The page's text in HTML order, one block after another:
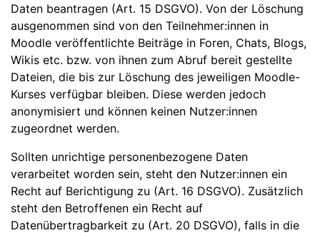
Daten beantragen (Art. 15 DSGVO). Von der Löschung
ausgenommen sind von den Teilnehmer:innen in
Moodle veröffentlichte Beiträge in Foren, Chats, Blogs,
Wikis etc. bzw. von ihnen zum Abruf bereit gestellte
Dateien, die bis zur Löschung des jeweiligen Moodle-
Kurses verfügbar bleiben. Diese werden jedoch
anonymisiert und können keinen Nutzer:innen
zugeordnet werden.
Sollten unrichtige personenbezogene Daten
verarbeitet worden sein, steht den Nutzer:innen ein
Recht auf Berichtigung zu (Art. 16 DSGVO). Zusätzlich
steht den Betroffenen ein Recht auf
Datenübertragbarkeit zu (Art. 20 DSGVO), falls in die